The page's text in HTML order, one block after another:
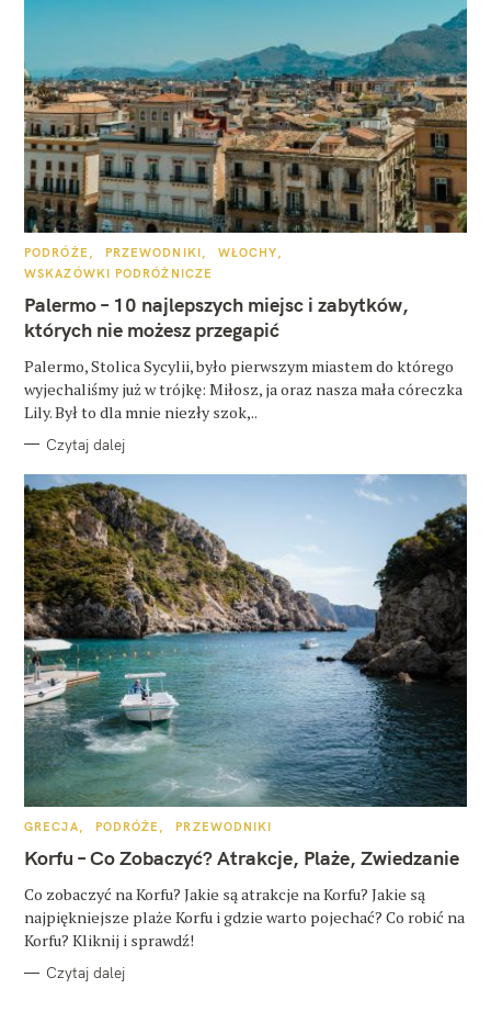
K
T
G
O
R
PODRÓŻE PRZEWODNIKI
WŁOCHY
WSKAZÓWKI PODRÓŻNICZE
Palermo – 10 najlepszych miejsc i zabytków,
których nie możesz przegapić
Palermo, Stolica Sycylii, było pierwszym miastem do którego
wyjechaliśmy już w trójkę: Miłosz, ja oraz nasza mała córeczka
Lily. Był to dla mnie niezły szok,..
Czytaj dalej
K
T
E
O
R
I
GRECJA PODRÓŻE PRZEWODNIKI
Korfu – Co Zobaczyć? Atrakcje, Plaże, Zwiedzanie
Co zobaczyć na Korfu? Jakie są atrakcje na Korfu? Jakie są
najpiękniejsze plaże Korfu i gdzie warto pojechać? Co robić na
Korfu? Kliknij i sprawdź!
Czytaj dalej